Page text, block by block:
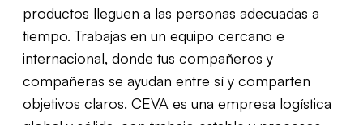
productos lleguen a las personas adecuadas a
tiempo. Trabajas en un equipo cercano e
internacional, donde tus compañeros y
compañeras se ayudan entre sí y comparten
objetivos claros. CEVA es una empresa logística